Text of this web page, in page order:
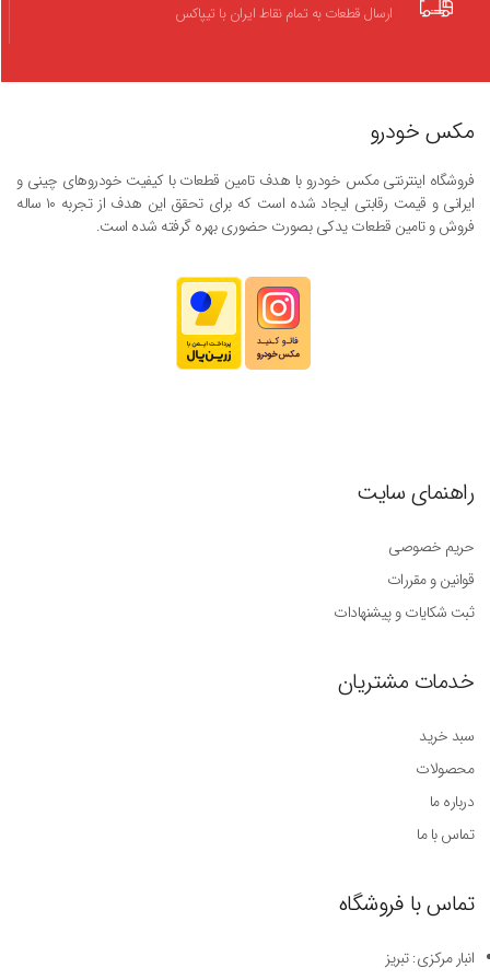
ارسال قطعات به تمام نقاط ایران با تیپاکس
مکس خودرو
فروشگاه اینترنتی مکس خودرو با هدف تامین قطعات با کیفیت خودروهای چینی و
ایرانی و قیمت رقابتی ایجاد شده است که برای تحقق این هدف از تجربه ۱۰ ساله
فروش و تامین قطعات یدکی بصورت حضوری بهره گرفته شده است.
راهنمای سایت
حریم خصوصی
قوانین و مقررات
ثبت شکایات و پیشنهادات
خدمات مشتریان
سبد خرید
محصولات
درباره ما
تماس با ما
تماس با فروشگاه
انبار مرکزی: تبریز